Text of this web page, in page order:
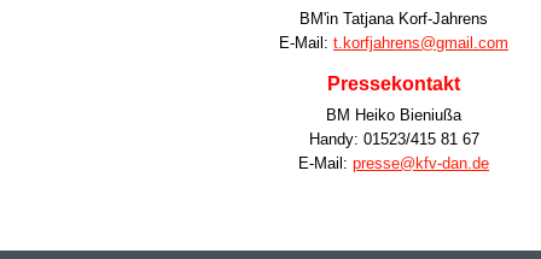
BM'in Tatjana Korf-Jahrens
E-Mail: t.korfjahrens@gmail.com
Pressekontakt
BM Heiko Bieniußa
Handy: 01523/415 81 67
E-Mail: presse@kfv-dan.de